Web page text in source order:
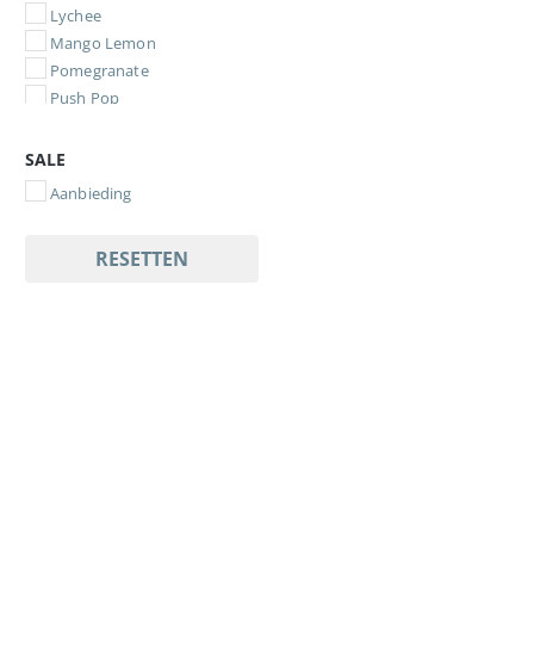
Lychee
Mango Lemon
Pomegranate
Push Pop
Watermelon
Blue Raspberry
SALE
Aanbieding
RESETTEN